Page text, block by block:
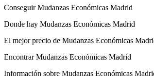
Conseguir Mudanzas Económicas Madrid
Donde hay Mudanzas Económicas Madrid
El mejor precio de Mudanzas Económicas
Encontrar Mudanzas Económicas Madrid
Información sobre Mudanzas Económicas